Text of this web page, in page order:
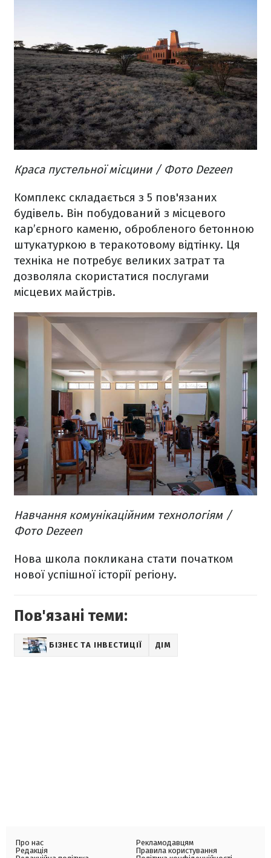
Краса пустельної місцини / Фото Dezeen
Комплекс складається з 5 пов'язаних
будівель. Він побудований з місцевого
кар’єрного каменю, обробленого бетонною
штукатуркою в теракотовому відтінку. Ця
техніка не потребує великих затрат та
дозволяла скористатися послугами
місцевих майстрів.
Навчання комунікаційним технологіям /
Фото Dezeen
Нова школа покликана стати початком
нової успішної історії регіону.
Пов'язані теми:
БІЗНЕС ТА ІНВЕСТИЦІЇ ДІМ
Про нас
Редакція
Рекламодавцям
Правила користування